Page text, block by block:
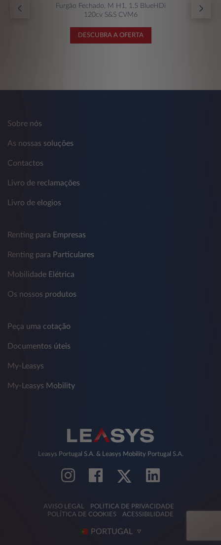
Furgão Fechado, M H1, 1.5 BlueHDi
120cv S&S CVM6
DESCUBRA A OFERTA
Sobre nós
As nossas soluções
Contactos
Livro de reclamações
Livro de elogios
Renting para Empresas
Renting para Particulares
Mobilidade Elétrica
Os nossos produtos
Peça uma cotação
Documentos úteis
My-Leasys
My-Leasys Mobility
Leasys Portugal S.A. & Leasys Mobility Portugal S.A.
AVISO LEGAL
POLITICA DE PRIVACIDADE
POLÍTICA DE COOKIES
ACESSIBILIDADE
PORTUGAL